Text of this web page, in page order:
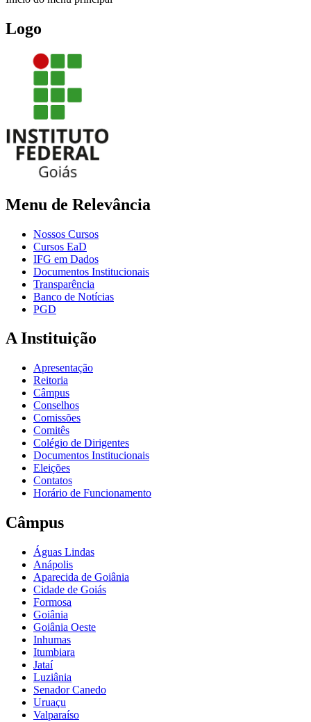
Logo
Menu de Relevância
Nossos Cursos
Cursos EaD
IFG em Dados
Documentos Institucionais
Transparência
Banco de Notícias
PGD
A Instituição
Apresentação
Reitoria
Câmpus
Conselhos
Comissões
Comitês
Colégio de Dirigentes
Documentos Institucionais
Eleições
Contatos
Horário de Funcionamento
Câmpus
Águas Lindas
Anápolis
Aparecida de Goiânia
Cidade de Goiás
Formosa
Goiânia
Goiânia Oeste
Inhumas
Itumbiara
Jataí
Luziânia
Senador Canedo
Uruaçu
Valparaíso